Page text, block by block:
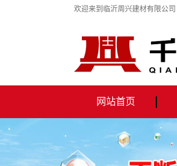
欢迎来到临沂周兴建材有限公司
网站首页
全自
全自